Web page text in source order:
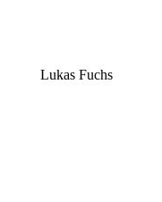
Lukas Fuchs